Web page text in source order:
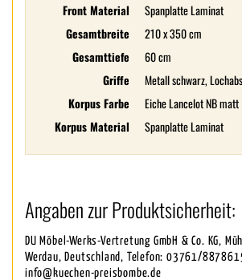
Front Material
Spanplatte Laminat
Gesamtbreite
210 x 350 cm
Gesamttiefe
60 cm
Griffe
Metall schwarz,
Korpus Farbe
Eiche Lancelot NB matt
Korpus Material
Spanplatte Laminat
Angaben zur Produktsicherheit:
DU Möbel-Werks-Vertretung GmbH & Co. KG,
Werdau, Deutschland, Telefon: 03761/
info@kuechen-preisbombe.de